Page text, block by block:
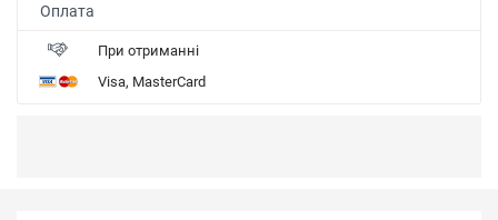
Оплата
При отриманні
Visa, MasterCard